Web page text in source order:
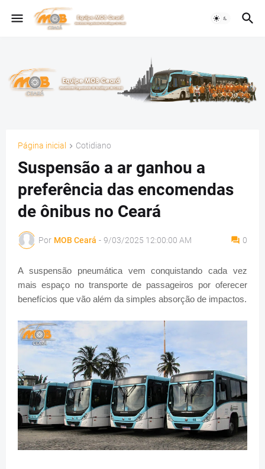
Página inicial Cotidiano
Suspensão a ar ganhou a
preferência das encomendas
de ônibus no Ceará
Por MOB Ceará - 9/03/2025 12:00:00 AM 0
A suspensão pneumática vem conquistando cada vez
mais espaço no transporte de passageiros por oferecer
benefícios que vão além da simples absorção de impactos.